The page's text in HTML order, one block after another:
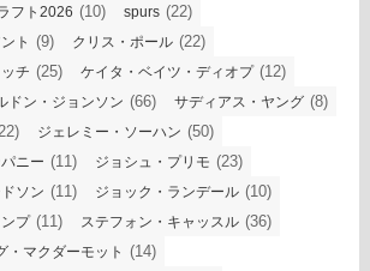
フト2026 (10) spurs (22)
ト (9) クリス・ポール (22)
チ (25) ケイタ・ベイツ・ディオプ(12)
ドン・ジョンソン (66) サディアス・ヤング (8)
ジェレミー・ソーハン (50)
ニー (11) ジョシュ・プリモ (23)
ソン (11) ジョック・ランデール (10)
プ(11) ステフォン・キャッスル (36)
・マクダーモット (14)